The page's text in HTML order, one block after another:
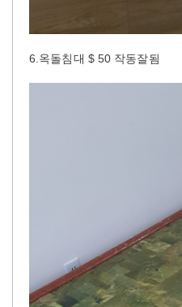
6.옥돌침대 $ 50 작동잘됨